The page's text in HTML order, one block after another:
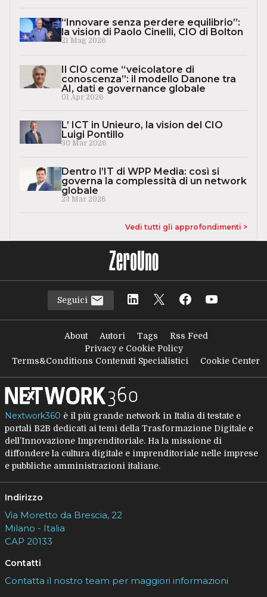
“Innovare senza perdere equilibrio”:
la vision di Paolo Cinelli, CIO di Bolton
21 Mag 2026
Il CIO come “veicolatore di
conoscenza”: il modello Danone tra
AI, dati e governance globale
01 Apr 2026
L’ ICT in Unieuro, la vision del CIO
Luigi Pontillo
30 Mar 2026
Dentro l’IT di WPP Media: così si
governa la complessità di un network
globale
23 Mar 2026
Vedi tutti gli approfondimenti >
Seguici
About Autori Tags
Rss Feed
Privacy e Cookie Policy
Terms&Conditions Contenuti Specialistici
Cookie Center
Nextwork360 è il più grande network in Italia di testate e
portali B2B dedicati ai temi della Trasformazione Digitale e
dell’Innovazione Imprenditoriale. Ha la missione di
diffondere la cultura digitale e imprenditoriale nelle imprese
e pubbliche amministrazioni italiane.
Indirizzo
Via Moretto da Brescia, 22
Milano - Italia
CAP 20133
Contatti
Contatta il nostro team per maggiori informazioni